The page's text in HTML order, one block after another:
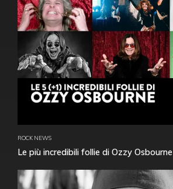
ROCK NEWS
Le più incredibili follie di Ozzy Osbourne